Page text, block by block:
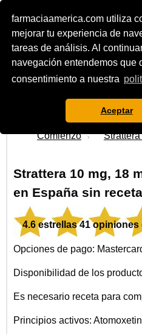
farmaciaamerica.com utiliza
mejorar tu experiencia de
tareas de análisis. Al
navegación entendemos que
consentimiento a nuestra
Aceptar
Comienzo
Strattera 10 mg, 18
en España sin receta
4.6 estrellas 41 opiniones
Opciones de pago:
Disponibilidad de los
Es necesario receta para
Principios activos: